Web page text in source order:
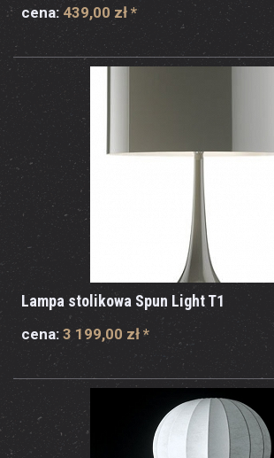
cena: 439,00 zł *
Lampa stolikowa Spun Light T1
cena: 3 199,00 zł *